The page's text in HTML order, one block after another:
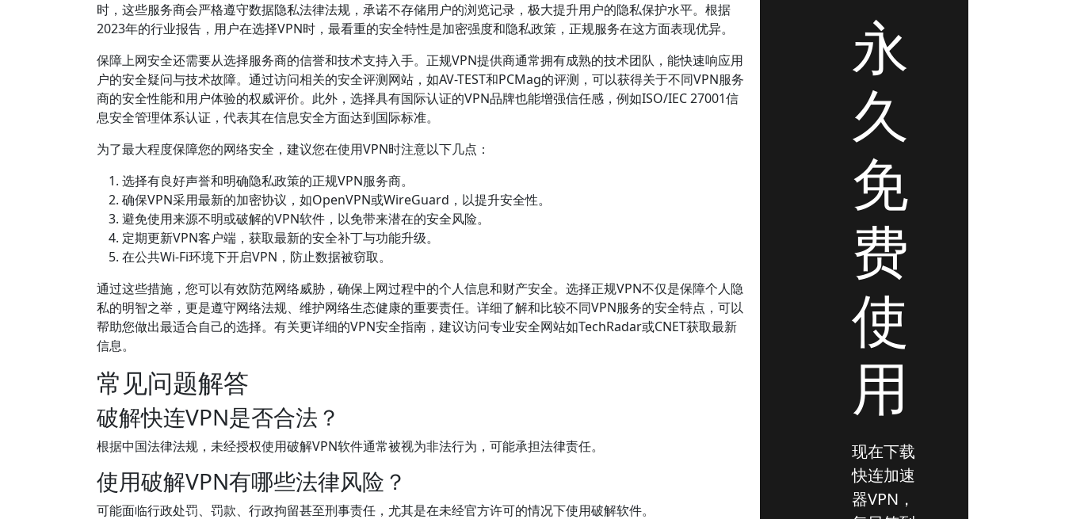
时，这些服务商会严格遵守数据隐私法律法规，承诺不存储用户的浏览记录，极大提升用户的隐私保护水平。根据
2023年的行业报告，用户在选择VPN时，最看重的安全特性是加密强度和隐私政策，正规服务在这方面表现优异。
保障上网安全还需要从选择服务商的信誉和技术支持入手。正规VPN提供商通常拥有成熟的技术团队，能快速响应用
户的安全疑问与技术故障。通过访问相关的安全评测网站，如AV-TEST和PCMag的评测，可以获得关于不同VPN服务
商的安全性能和用户体验的权威评价。此外，选择具有国际认证的VPN品牌也能增强信任感，例如ISO/IEC 27001信
息安全管理体系认证，代表其在信息安全方面达到国际标准。
为了最大程度保障您的网络安全，建议您在使用VPN时注意以下几点：
选择有良好声誉和明确隐私政策的正规VPN服务商。
确保VPN采用最新的加密协议，如OpenVPN或WireGuard，以提升安全性。
避免使用来源不明或破解的VPN软件，以免带来潜在的安全风险。
定期更新VPN客户端，获取最新的安全补丁与功能升级。
在公共Wi-Fi环境下开启VPN，防止数据被窃取。
通过这些措施，您可以有效防范网络威胁，确保上网过程中的个人信息和财产安全。选择正规VPN不仅是保障个人隐
私的明智之举，更是遵守网络法规、维护网络生态健康的重要责任。详细了解和比较不同VPN服务的安全特点，可以
帮助您做出最适合自己的选择。有关更详细的VPN安全指南，建议访问专业安全网站如TechRadar或CNET获取最新
信息。
常见问题解答
破解快连VPN是否合法？
根据中国法律法规，未经授权使用破解VPN软件通常被视为非法行为，可能承担法律责任。
使用破解VPN有哪些法律风险？
可能面临行政处罚、罚款、行政拘留甚至刑事责任，尤其是在未经官方许可的情况下使用破解软件。
永
久
免
费
使
用
现在下载
快连加速
器VPN，